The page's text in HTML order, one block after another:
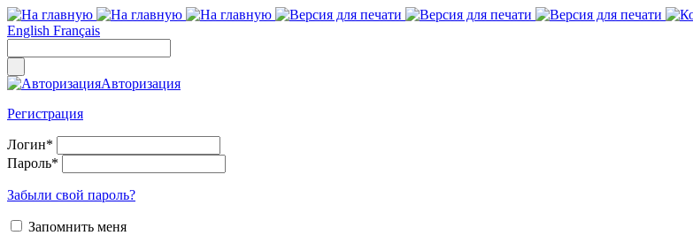
English Français
Авторизация
Регистрация
Логин*
Пароль*
Забыли свой пароль?
Запомнить меня